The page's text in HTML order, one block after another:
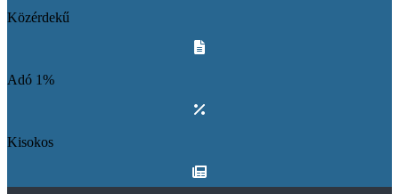
Közérdekű
Adó 1%
Kisokos